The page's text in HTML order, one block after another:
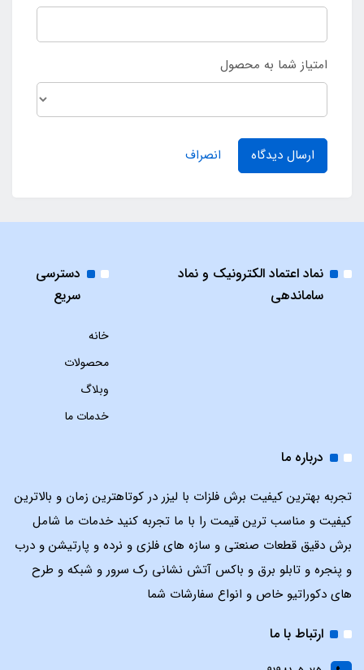
امتیاز شما به محصول
ارسال دیدگاه انصراف
نماد اعتماد الکترونیک و نماد
ساماندهی
دسترسی
سریع
خانه
محصولات
وبلاگ
خدمات ما
درباره ما
تجربه بهترین کیفیت برش فلزات با لیزر در کوتاهترین زمان و بالاترین
کیفیت و مناسب ترین قیمت را با ما تجربه کنید خدمات ما شامل
برش دقیق قطعات صنعتی و سازه های فلزی و نرده و پارتیشن و درب
و پنجره و تابلو برق و باکس آتش نشانی رک سرور و شبکه و طرح
های دکوراتیو خاص و انواع سفارشات شما
ارتباط با ما